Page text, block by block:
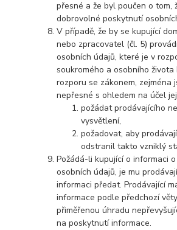
přesné a že byl poučen o tom,
dobrovolné poskytnutí
V případě, že by se kupující
nebo zpracovatel (čl. 5)
osobních údajů, které je v
soukromého a osobního
rozporu se zákonem, zejména
nepřesné s ohledem na účel
požádat prodávajícího
vysvětlení,
požadovat, aby
odstranil takto vzniklý
Požádá-li kupující o informaci
osobních údajů, je mu
informaci předat. Prodávající
informace podle předchozí
přiměřenou úhradu
na poskytnutí informace.